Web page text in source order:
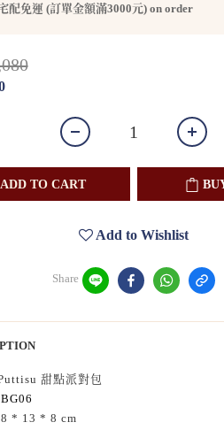
配免運 (訂單金額滿3000元) on order
ADD TO CART
Add to Wishlist
Share
甜點派對包
* 13 * 8 cm